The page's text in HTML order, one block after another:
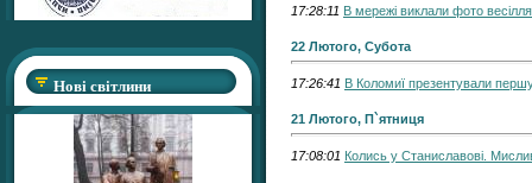
Нові світлини
17:28:11 В мережі виклали фото
22 Лютого, Субота
17:26:41 В Коломиї презентували першу
21 Лютого, П`ятниця
17:08:01 Колись у Станиславові.